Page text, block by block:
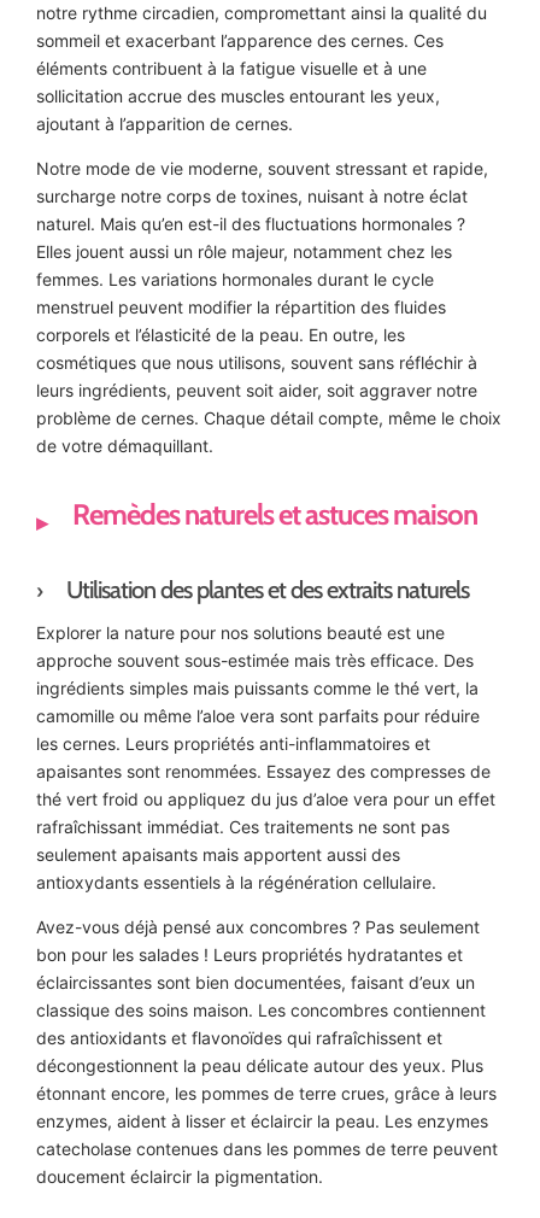
notre rythme circadien, compromettant ainsi la qualité du
sommeil et exacerbant l’apparence des cernes. Ces
éléments contribuent à la fatigue visuelle et à une
sollicitation accrue des muscles entourant les yeux,
ajoutant à l’apparition de cernes.
Notre mode de vie moderne, souvent stressant et rapide,
surcharge notre corps de toxines, nuisant à notre éclat
naturel. Mais qu’en est-il des fluctuations hormonales ?
Elles jouent aussi un rôle majeur, notamment chez les
femmes. Les variations hormonales durant le cycle
menstruel peuvent modifier la répartition des fluides
corporels et l’élasticité de la peau. En outre, les
cosmétiques que nous utilisons, souvent sans réfléchir à
leurs ingrédients, peuvent soit aider, soit aggraver notre
problème de cernes. Chaque détail compte, même le choix
de votre démaquillant.
Remèdes naturels et astuces maison
Utilisation des plantes et des extraits naturels
Explorer la nature pour nos solutions beauté est une
approche souvent sous-estimée mais très efficace. Des
ingrédients simples mais puissants comme le thé vert, la
camomille ou même l’aloe vera sont parfaits pour réduire
les cernes. Leurs propriétés anti-inflammatoires et
apaisantes sont renommées. Essayez des compresses de
thé vert froid ou appliquez du jus d’aloe vera pour un effet
rafraîchissant immédiat. Ces traitements ne sont pas
seulement apaisants mais apportent aussi des
antioxydants essentiels à la régénération cellulaire.
Avez-vous déjà pensé aux concombres ? Pas seulement
bon pour les salades ! Leurs propriétés hydratantes et
éclaircissantes sont bien documentées, faisant d’eux un
classique des soins maison. Les concombres contiennent
des antioxidants et flavonoïdes qui rafraîchissent et
décongestionnent la peau délicate autour des yeux. Plus
étonnant encore, les pommes de terre crues, grâce à leurs
enzymes, aident à lisser et éclaircir la peau. Les enzymes
catecholase contenues dans les pommes de terre peuvent
doucement éclaircir la pigmentation.